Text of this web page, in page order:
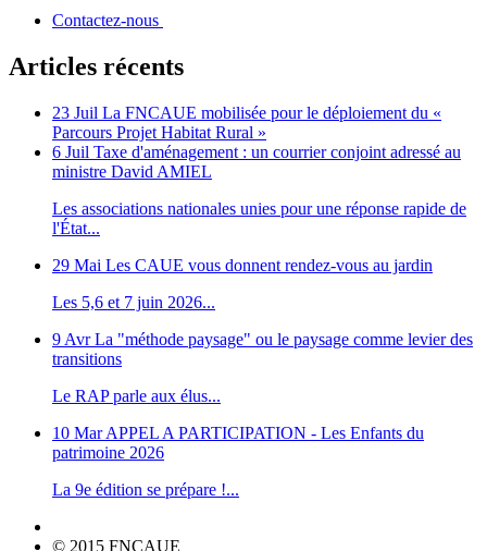
Contactez-nous
Articles récents
23 Juil La FNCAUE mobilisée pour le déploiement du «
Parcours Projet Habitat Rural »
6 Juil Taxe d'aménagement : un courrier conjoint adressé au
ministre David AMIEL
Les associations nationales unies pour une réponse rapide de
l'État...
29 Mai Les CAUE vous donnent rendez-vous au jardin
Les 5,6 et 7 juin 2026...
9 Avr La "méthode paysage" ou le paysage comme levier des
transitions
Le RAP parle aux élus...
10 Mar APPEL A PARTICIPATION - Les Enfants du
patrimoine 2026
La 9e édition se prépare !...
© 2015 FNCAUE